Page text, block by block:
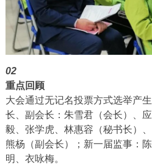
02
重点回顾
大会通过无记名投票方式选举产
长、副会长：朱雪君（会长）、
毅、张学虎、林惠容（秘书长）
熊杨（副会长）；新一届监事：
明、衣咏梅。